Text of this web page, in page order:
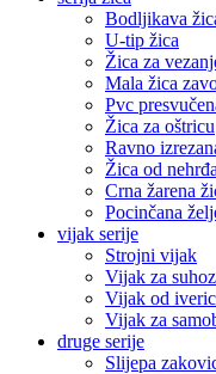
Bodljikava
U-tip žica
Žica za
Mala žica
Pvc
Žica za oštricu
Ravno
Žica od
Crna žarena
Pocinčana
vijak serije
Strojni vijak
Vijak za
Vijak od
Vijak za
druge serije
Slijepa